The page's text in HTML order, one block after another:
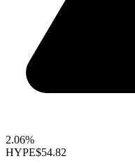
2.06%
HYPE$54.82